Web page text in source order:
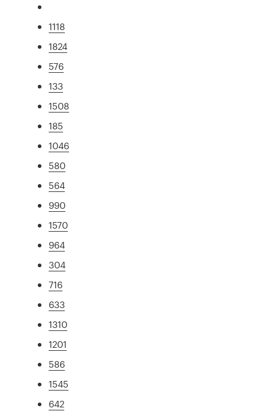
1118
1824
576
133
1508
185
1046
580
564
990
1570
964
304
716
633
1310
1201
586
1545
642